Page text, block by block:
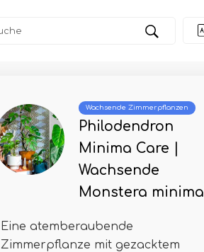
Wachsende Zimmerpflanzen
Philodendron
Minima Care |
Wachsende
Monstera minima
Eine atemberaubende
Zimmerpflanze mit gezacktem